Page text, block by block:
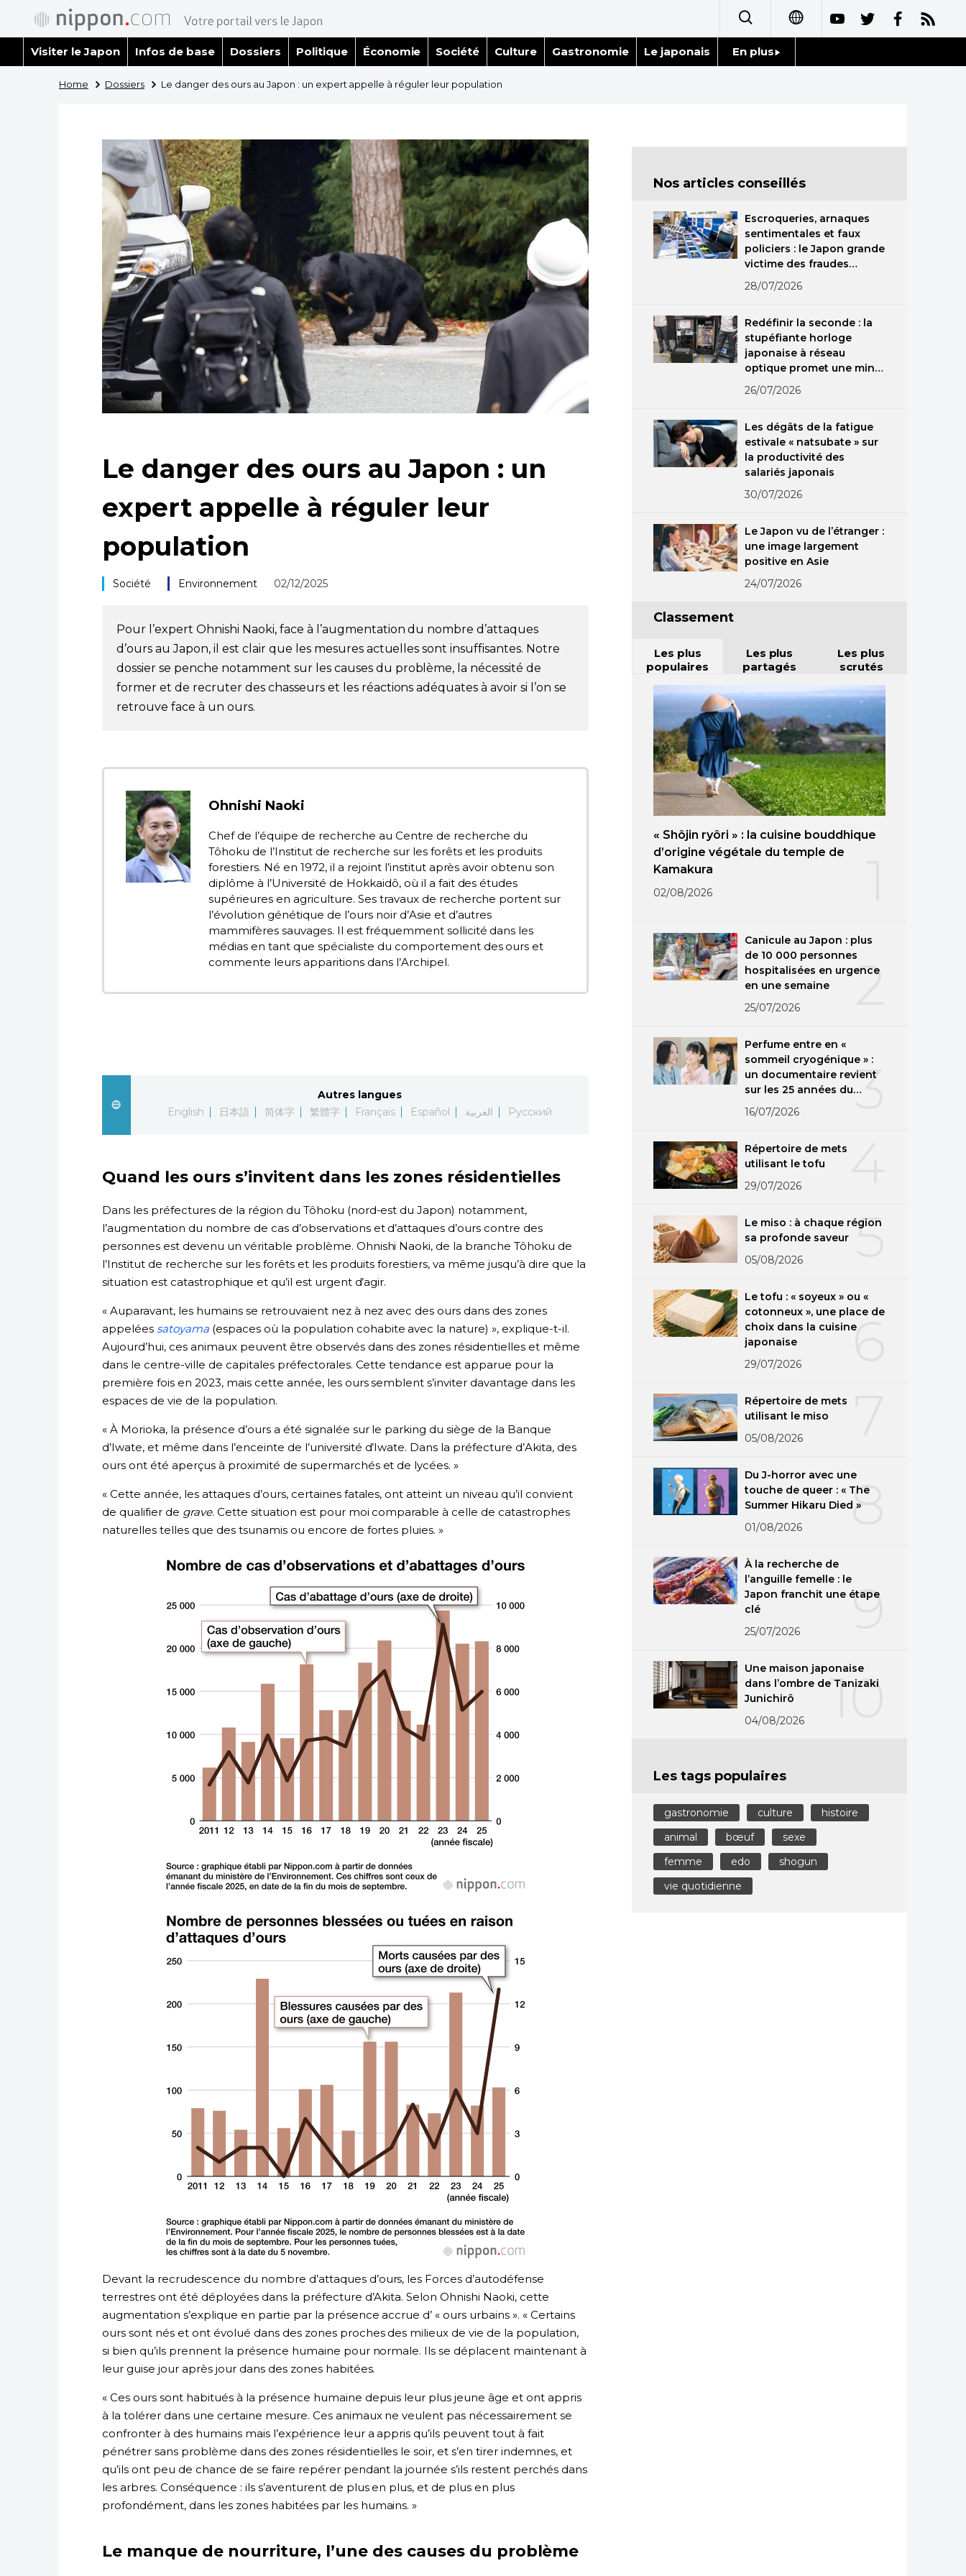
العربية
Visiter le Japon Infos de base Dossiers Politique Économie Société Culture Gastronomie Le japonais En plus
Images
Vidéos
Home Dossiers Le danger des ours au Japon : un expert appelle à réguler leur population
Le danger des ours au Japon : un
expert appelle à réguler leur
population
Société Environnement 02/12/2025
Pour l’expert Ohnishi Naoki, face à l’augmentation du nombre d’attaques
d’ours au Japon, il est clair que les mesures actuelles sont insuffisantes. Notre
dossier se penche notamment sur les causes du problème, la nécessité de
former et de recruter des chasseurs et les réactions adéquates à avoir si l’on se
retrouve face à un ours.
Ohnishi Naoki
Chef de l’équipe de recherche au Centre de recherche du
Tôhoku de l’Institut de recherche sur les forêts et les produits
forestiers. Né en 1972, il a rejoint l’institut après avoir obtenu son
diplôme à l’Université de Hokkaidô, où il a fait des études
supérieures en agriculture. Ses travaux de recherche portent sur
l’évolution génétique de l’ours noir d’Asie et d’autres
mammifères sauvages. Il est fréquemment sollicité dans les
médias en tant que spécialiste du comportement des ours et
commente leurs apparitions dans l’Archipel.
Autres langues
English
日本語 简体字 繁體字 Français Español العربية Русский
Quand les ours s’invitent dans les zones résidentielles
Dans les préfectures de la région du Tôhoku (nord-est du Japon) notamment,
l’augmentation du nombre de cas d’observations et d’attaques d’ours contre des
personnes est devenu un véritable problème. Ohnishi Naoki, de la branche Tôhoku de
l’Institut de recherche sur les forêts et les produits forestiers, va même jusqu’à dire que la
situation est catastrophique et qu’il est urgent d’agir.
« Auparavant, les humains se retrouvaient nez à nez avec des ours dans des zones
appelées satoyama(espaces où la population cohabite avec la nature) », explique-t-il.
Aujourd’hui, ces animaux peuvent être observés dans des zones résidentielles et même
dans le centre-ville de capitales préfectorales. Cette tendance est apparue pour la
première fois en 2023, mais cette année, les ours semblent s’inviter davantage dans les
espaces de vie de la population.
« À Morioka, la présence d’ours a été signalée sur le parking du siège de la Banque
d’Iwate, et même dans l’enceinte de l’université d’Iwate. Dans la préfecture d’Akita, des
ours ont été aperçus à proximité de supermarchés et de lycées. »
« Cette année, les attaques d’ours, certaines fatales, ont atteint un niveau qu’il convient
de qualifier de grave. Cette situation est pour moi comparable à celle de catastrophes
naturelles telles que des tsunamis ou encore de fortes pluies. »
Devant la recrudescence du nombre d’attaques d’ours, les Forces d’autodéfense
terrestres ont été déployées dans la préfecture d’Akita. Selon Ohnishi Naoki, cette
augmentation s’explique en partie par la présence accrue d’ « ours urbains ». « Certains
ours sont nés et ont évolué dans des zones proches des milieux de vie de la population,
si bien qu’ils prennent la présence humaine pour normale. Ils se déplacent maintenant à
leur guise jour après jour dans des zones habitées.
« Ces ours sont habitués à la présence humaine depuis leur plus jeune âge et ont appris
à la tolérer dans une certaine mesure. Ces animaux ne veulent pas nécessairement se
confronter à des humains mais l’expérience leur a appris qu’ils peuvent tout à fait
pénétrer sans problème dans des zones résidentielles le soir, et s’en tirer indemnes, et
qu’ils ont peu de chance de se faire repérer pendant la journée s’ils restent perchés dans
les arbres. Conséquence : ils s’aventurent de plus en plus, et de plus en plus
profondément, dans les zones habitées par les humains. »
Le manque de nourriture, l’une des causes du problème
Nos articles conseillés
Escroqueries, arnaques
sentimentales et faux
policiers : le Japon grande
victime des fraudes
spécialisées
28/07/2026
Redéfinir la seconde : la
stupéfiante horloge
japonaise à réseau
optique promet une mine
d’applications dans le
monde réel
26/07/2026
Les dégâts de la fatigue
estivale « natsubate » sur
la productivité des
salariés japonais
30/07/2026
Le Japon vu de l’étranger :
une image largement
positive en Asie
24/07/2026
Classement
Les plus
populaires
Les plus
partagés
Les plus
scrutés
« Shôjin ryôri » : la cuisine bouddhique
d’origine végétale du temple de
Kamakura
02/08/2026
2
Canicule au Japon : plus
de 10 000 personnes
hospitalisées en urgence
en une semaine
25/07/2026
3
Perfume entre en «
sommeil cryogénique » :
un documentaire revient
sur les 25 années du
groupe
16/07/2026
Répertoire de mets
utilisant le tofu
29/07/2026
5
Le miso : à chaque région
sa profonde saveur
05/08/2026
6
Le tofu : « soyeux » ou «
cotonneux », une place de
choix dans la cuisine
japonaise
29/07/2026
Répertoire de mets
utilisant le miso
05/08/2026
8
Du J-horror avec une
touche de queer : « The
Summer Hikaru Died »
01/08/2026
9
À la recherche de
l’anguille femelle : le
Japon franchit une étape
clé
25/07/2026
10
Une maison japonaise
dans l’ombre de Tanizaki
Junichirô
04/08/2026
Les tags populaires
gastronomie culture
histoire
animal
bœuf
sexe
femme
edo
shogun
vie quotidienne